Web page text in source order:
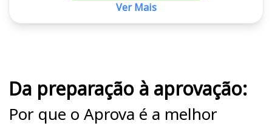
Ver Mais
Da preparação à aprovação:
Por que o Aprova é a melhor